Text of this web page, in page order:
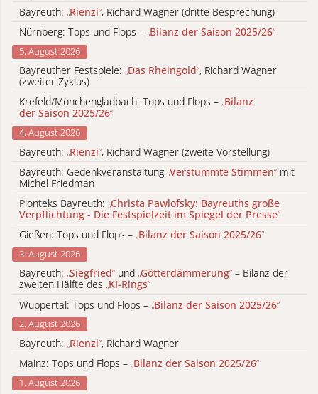
Bayreuth: „Rienzi“, Richard Wagner (dritte Besprechung)
Nürnberg: Tops und Flops – „Bilanz der Saison 2025/26“
5. August 2026
Bayreuther Festspiele: „Das Rheingold“, Richard Wagner
(zweiter Zyklus)
Krefeld/Mönchengladbach: Tops und Flops – „Bilanz
der Saison 2025/26“
4. August 2026
Bayreuth: „Rienzi“, Richard Wagner (zweite Vorstellung)
Bayreuth: Gedenkveranstaltung „Verstummte Stimmen“ mit
Michel Friedman
Pionteks Bayreuth: „Christa Pawlofsky: Bayreuths große
Verpflichtung - Die Festspielzeit im Spiegel der Presse“
Gießen: Tops und Flops – „Bilanz der Saison 2025/26“
3. August 2026
Bayreuth: „Siegfried“ und „Götterdämmerung“ – Bilanz der
zweiten Hälfte des „KI-Rings“
Wuppertal: Tops und Flops – „Bilanz der Saison 2025/26“
2. August 2026
Bayreuth: „Rienzi“, Richard Wagner
Mainz: Tops und Flops – „Bilanz der Saison 2025/26“
1. August 2026